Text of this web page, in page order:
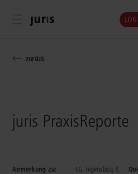
Menü öffnen
zurück
juris PraxisReporte
Anmerkung zu:
LG Regensburg 8.